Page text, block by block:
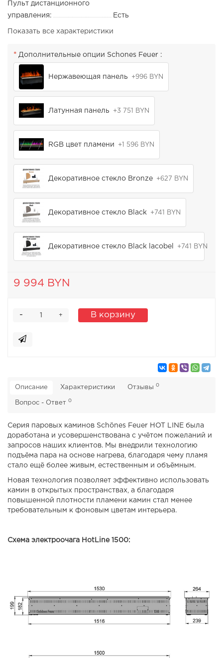
Пульт дистанционного
управления:
Есть
Показать все характеристики
Дополнительные опции Schones Feuer :
Нержавеющая панель +996 BYN
Латунная панель +3 751 BYN
RGB цвет пламени +1 596 BYN
Декоративное стекло Bronze +627 BYN
Декоративное стекло Black +741 BYN
Декоративное стекло Black lacobel +741 BYN
9 994 BYN
+
- В корзину
Описание Характеристики Отзывы 0
Вопрос - Ответ 0
Серия паровых каминов Schönes Feuer HOT LINE была
доработана и усовершенствована с учётом пожеланий и
запросов наших клиентов. Мы внедрили технологию
подъёма пара на основе нагрева, благодаря чему пламя
стало ещё более живым, естественным и объёмным.
Новая технология позволяет эффективно использовать
камин в открытых пространствах, а благодаря
повышенной плотности пламени камин стал менее
требовательным к фоновым цветам интерьера.
Схема электроочага HotLine 1500: